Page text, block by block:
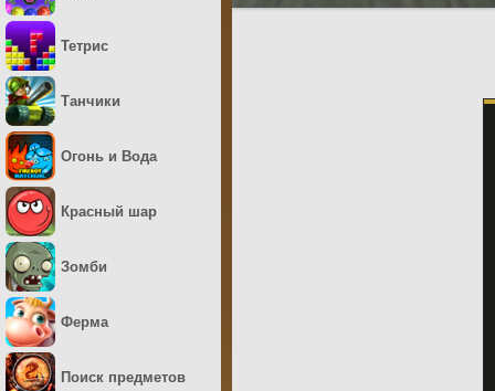
Тетрис
Танчики
Огонь и Вода
Красный шар
Зомби
Ферма
Поиск предметов